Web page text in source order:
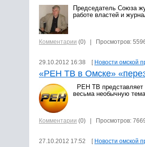
Председатель Союза
работе властей и
Комментарии (0) | Просмотров:
29.10.2012 16:38 [ Новости омской
«РЕН ТВ в Омске»
РЕН ТВ представляет
весьма необычную
Комментарии (0) | Просмотров:
27.10.2012 17:52 [ Новости омской